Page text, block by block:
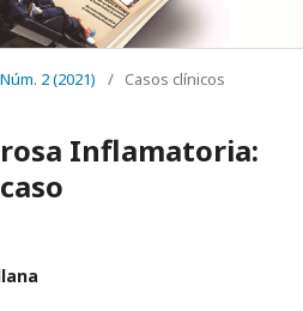
2 (2021) / Casos clínicos
Inflamatoria: